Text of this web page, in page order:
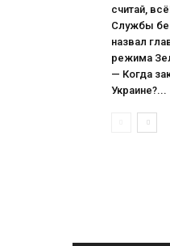
считай,
Службы
назвал
режима
— Когда
Украине?...